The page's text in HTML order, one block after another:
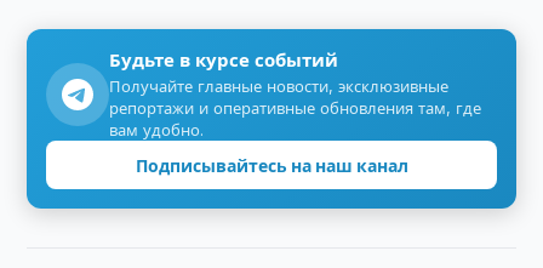
Будьте в курсе событий
Получайте главные новости, эксклюзивные
репортажи и оперативные обновления там, где
вам удобно.
Подписывайтесь на наш канал